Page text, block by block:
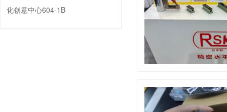
化创意中心604-1B